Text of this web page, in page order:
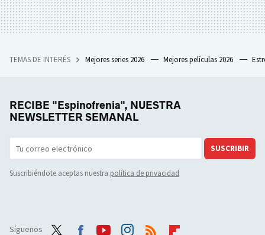
TEMAS DE INTERÉS Mejores series 2026 Mejores películas 2026
RECIBE "Espinofrenia", NUESTRA
NEWSLETTER SEMANAL
SUSCRIBIR
Suscribiéndote aceptas nuestra política de privacidad
Síguenos